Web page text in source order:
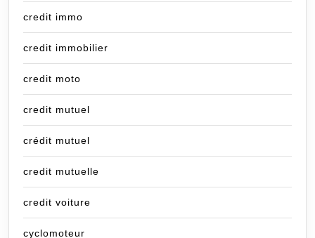
credit immo
credit immobilier
credit moto
credit mutuel
crédit mutuel
credit mutuelle
credit voiture
cyclomoteur